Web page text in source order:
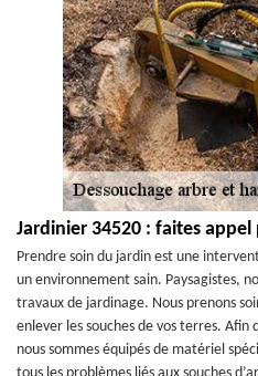
Jardinier 34520 : faites
Prendre soin du jardin est une
un environnement sain. Paysagistes,
travaux de jardinage. Nous prenons
enlever les souches de vos terres. Afin
nous sommes équipés de matériel